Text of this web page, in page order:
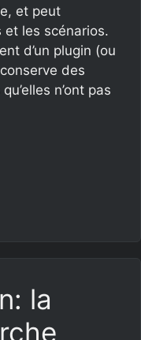
et peut
les scénarios.
d’un plugin (ou
des
n’ont pas
la